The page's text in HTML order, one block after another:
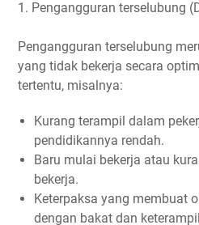
1. Pengangguran terselubung
Pengangguran terselubung
yang tidak bekerja secara
tertentu, misalnya:
Kurang terampil dalam
pendidikannya rendah.
Baru mulai bekerja atau
bekerja.
Keterpaksa yang membuat
dengan bakat dan